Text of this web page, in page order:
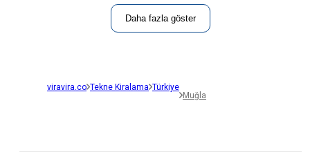
Daha fazla göster
viravira.co Tekne Kiralama Türkiye
Muğla